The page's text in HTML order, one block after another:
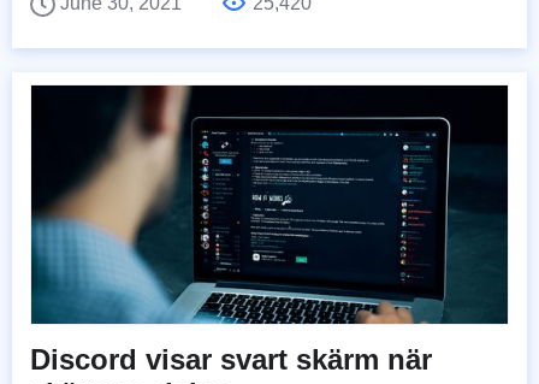
Discord visar svart skärm när